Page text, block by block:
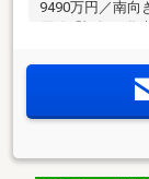
9490万円／南向
住居専用地域に
のメゾネットプ